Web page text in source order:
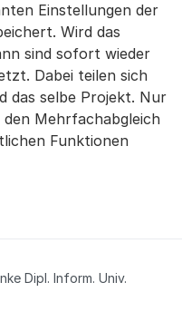
Einstellungen der
Wird das
sind sofort wieder
Dabei teilen sich
das selbe Projekt. Nur
Mehrfachabgleich
Funktionen
Dipl. Inform. Univ.